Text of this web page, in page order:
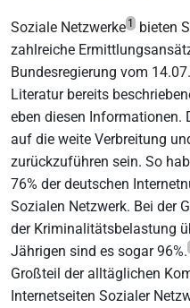
Soziale Netzwerke 1
bieten
zahlreiche
Bundesregierung vom
Literatur bereits
eben diesen Informationen.
auf die weite Verbreitung
zurückzuführen sein. So
76% der deutschen
Sozialen Netzwerk. Bei der
der Kriminalitätsbelastung
Jährigen sind es sogar 96%.
Großteil der alltäglichen
Internetseiten Sozialer